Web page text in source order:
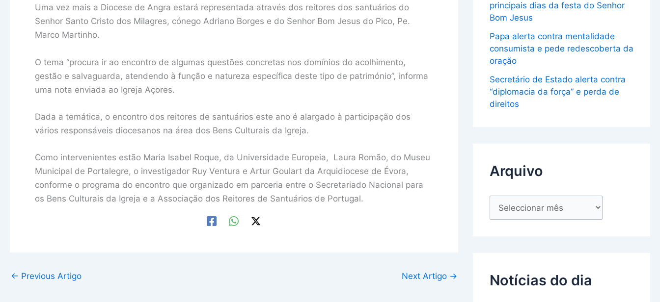
Uma vez mais a Diocese de Angra estará representada através dos reitores dos santuários do
Senhor Santo Cristo dos Milagres, cónego Adriano Borges e do Senhor Bom Jesus do Pico, Pe.
Marco Martinho.
O tema “procura ir ao encontro de algumas questões concretas nos domínios do acolhimento,
gestão e salvaguarda, atendendo à função e natureza específica deste tipo de património”, informa
uma nota enviada ao Igreja Açores.
Dada a temática, o encontro dos reitores de santuários este ano é alargado à participação dos
vários responsáveis diocesanos na área dos Bens Culturais da Igreja.
Como intervenientes estão Maria Isabel Roque, da Universidade Europeia, Laura Romão, do Museu
Municipal de Portalegre, o investigador Ruy Ventura e Artur Goulart da Arquidiocese de Évora,
conforme o programa do encontro que organizado em parceria entre o Secretariado Nacional para
os Bens Culturais da Igreja e a Associação dos Reitores de Santuários de Portugal.
← Previous Artigo Next Artigo →
principais dias da festa do Senhor
Bom Jesus
Papa alerta contra mentalidade
consumista e pede redescoberta da
oração
Secretário de Estado alerta contra
“diplomacia da força” e perda de
direitos
Arquivo
Notícias do dia